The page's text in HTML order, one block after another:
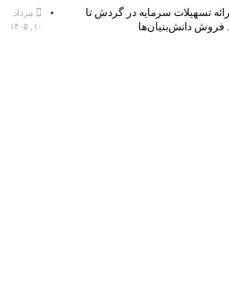
تسهیلات سرمایه در گردش تا
مرداد
۱۰, ۱۴۰۵